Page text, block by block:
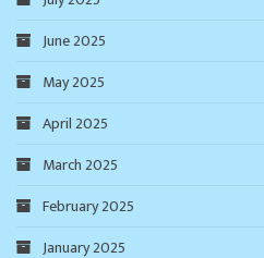
June 2025
May 2025
April 2025
March 2025
February 2025
January 2025